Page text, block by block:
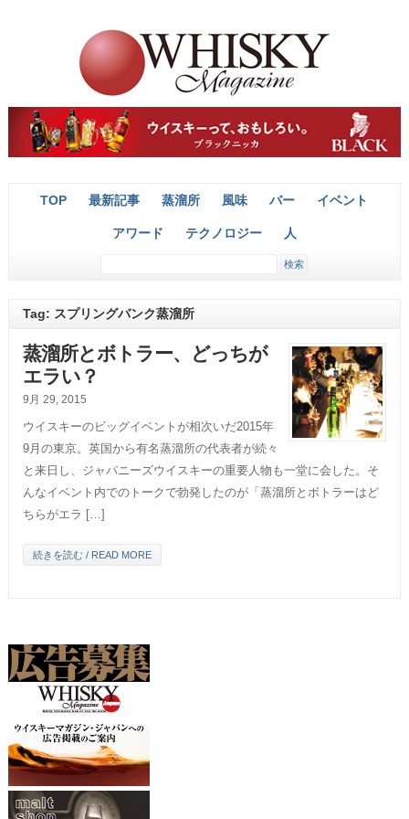
TOP 最新記事 蒸溜所 風味 バー イベント
アワード テクノロジー 人
Tag: スプリングバンク蒸溜所
蒸溜所とボトラー、どっちが
エラい？
9月 29, 2015
ウイスキーのビッグイベントが相次いだ2015年
9月の東京。英国から有名蒸溜所の代表者が続々
と来日し、ジャパニーズウイスキーの重要人物も一堂に会した。そ
んなイベント内でのトークで勃発したのが「蒸溜所とボトラーはど
ちらがエラ […]
続きを読む / READ MORE